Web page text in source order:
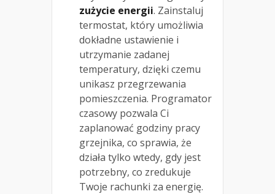
zużycie energii. Zainstaluj
termostat, który umożliwia
dokładne ustawienie i
utrzymanie zadanej
temperatury, dzięki czemu
unikasz przegrzewania
pomieszczenia. Programator
czasowy pozwala Ci
zaplanować godziny pracy
grzejnika, co sprawia, że
działa tylko wtedy, gdy jest
potrzebny, co zredukuje
Twoje rachunki za energię.